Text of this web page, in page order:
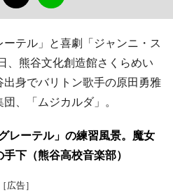
テル」と喜劇「ジャンニ・ス
、熊谷文化創造館さくらめい
身でバリトン歌手の原田勇雅
、「ムジカルダ」。
レーテル」の練習風景。魔女
下（熊谷高校音楽部）
［広告］